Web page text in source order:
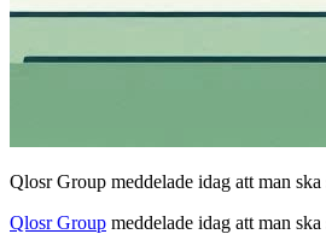
Qlosr Group meddelade idag att man
Qlosr Group meddelade idag att man